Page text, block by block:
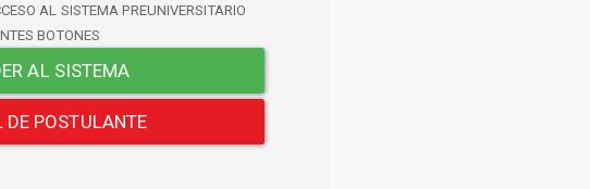
AL SISTEMA PREUNIVERSITARIO
BOTONES
AL SISTEMA
DE POSTULANTE